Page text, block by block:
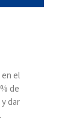
el
de
dar